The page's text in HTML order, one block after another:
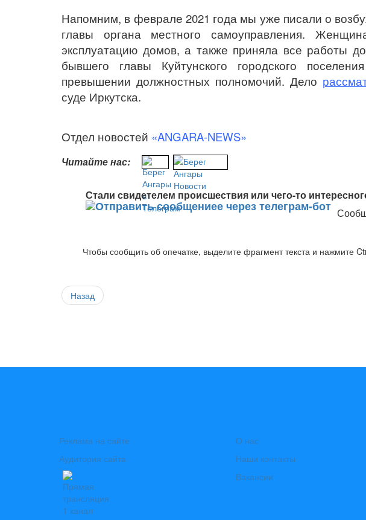
Напомним, в феврале 2021 года мы уже писали о
главы органа местного самоуправления.
эксплуатацию домов, а также приняла все работы
бывшего главы Куйтунского городского
превышении должностных полномочий. Дело
суде Иркутска.
Отдел новостей «ANGARA-NEWS»
Читайте нас:
Стали свидетелем происшествия или чего-то
Чтобы сообщить об опечатке, выделите фрагмент текста и нажмите
Назад
Реклама на сайте
Аудитория сайта
О нас
Наши контакты
Вакансии